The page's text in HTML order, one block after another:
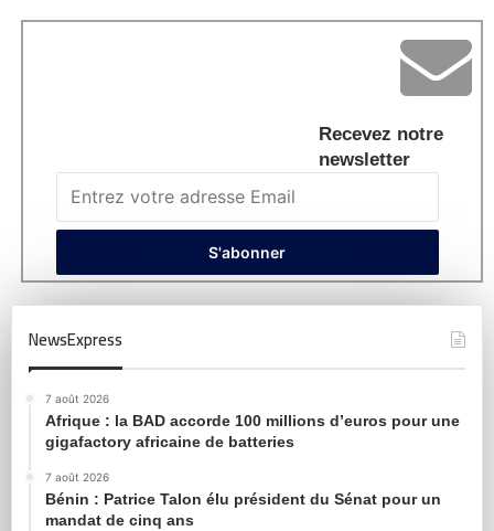
Recevez notre
newsletter
NewsExpress
7 août 2026
Afrique : la BAD accorde 100 millions d’euros pour une
gigafactory africaine de batteries
7 août 2026
Bénin : Patrice Talon élu président du Sénat pour un
mandat de cinq ans